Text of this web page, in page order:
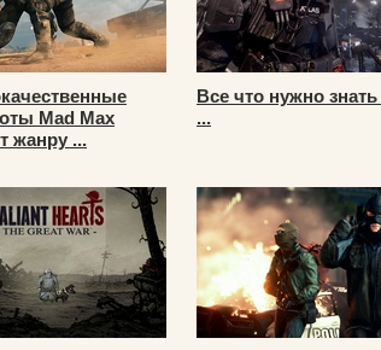
Mad Max
жанру ...
Все что нужно
...